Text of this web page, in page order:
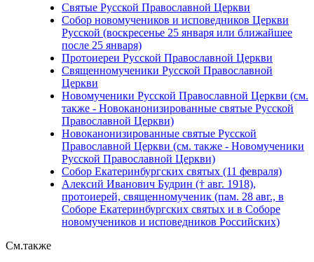
Святые Русской Православной Церкви
Собор новомучеников и исповедников Церкви
Русской (воскресенье 25 января или ближайшее
после 25 января)
Протоиереи Русской Православной Церкви
Священномученики Русской Православной
Церкви
Новомученики Русской Православной Церкви (см.
также - Новоканонизированные святые Русской
Православной Церкви)
Новоканонизированные святые Русской
Православной Церкви (см. также - Новомученики
Русской Православной Церкви)
Собор Екатеринбургских святых (11 февраля)
Алексий Иванович Будрин († авг. 1918),
протоиерей, священномученик (пам. 28 авг., в
Соборе Екатеринбургских святых и в Соборе
новомучеников и исповедников Российских)
См.также